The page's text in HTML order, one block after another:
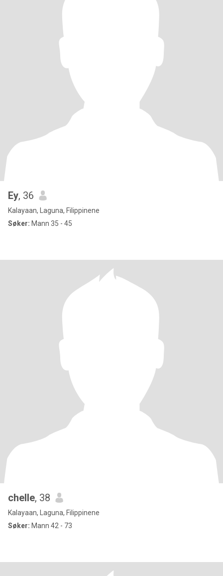
Ey, 36
Kalayaan, Laguna, Filippinene
Søker: Mann 35 - 45
chelle, 38
Kalayaan, Laguna, Filippinene
Søker: Mann 42 - 73